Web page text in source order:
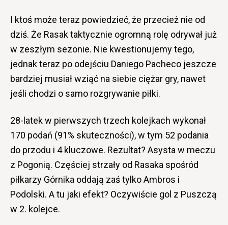
I ktoś może teraz powiedzieć, że przecież nie od
dziś. Że Rasak taktycznie ogromną rolę odrywał już
w zeszłym sezonie. Nie kwestionujemy tego,
jednak teraz po odejściu Daniego Pacheco jeszcze
bardziej musiał wziąć na siebie ciężar gry, nawet
jeśli chodzi o samo rozgrywanie piłki.
28-latek w pierwszych trzech kolejkach wykonał
170 podań (91% skuteczności), w tym 52 podania
do przodu i 4 kluczowe. Rezultat? Asysta w meczu
z Pogonią. Częściej strzały od Rasaka spośród
piłkarzy Górnika oddają zaś tylko Ambros i
Podolski. A tu jaki efekt? Oczywiście gol z Puszczą
w 2. kolejce.